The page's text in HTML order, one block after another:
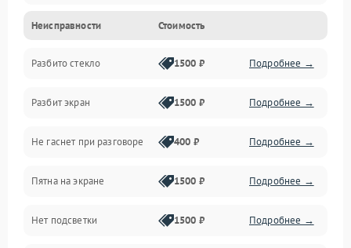
Проблемы связи
Камеры
Проблемы с дисплеем и сенсором
Зарядка
Проблемы с питанием, зарядкой и аккумулятором
Проблемы с работой системы, корпусом и другие
Неисправности Стоимость
Разбито стекло 1500 ₽ Подробнее →
Разбит экран 1500 ₽ Подробнее →
Не гаснет при разговоре 400 ₽ Подробнее →
Пятна на экране 1500 ₽ Подробнее →
Нет подсветки 1500 ₽ Подробнее →